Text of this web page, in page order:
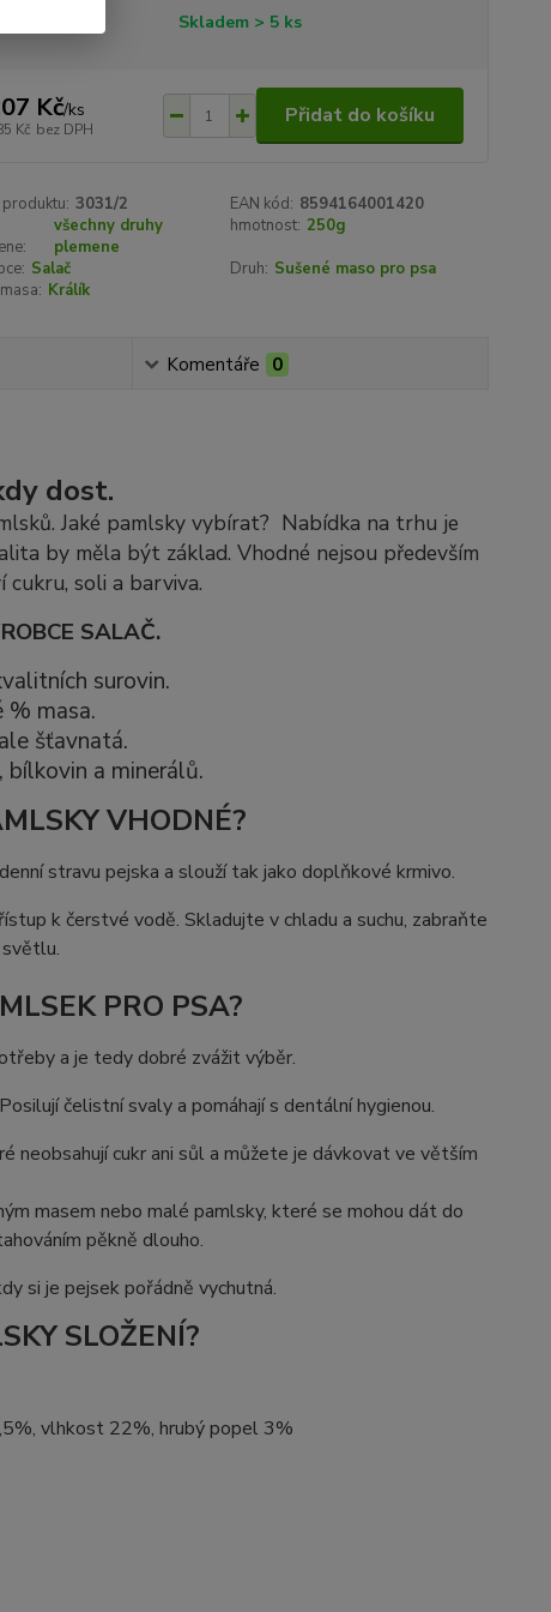
Skladem > 5 ks
Kč/ks
Kč bez DPH
Přidat do košíku
3031/2 EAN kód: 8594164001420
všechny druhy
plemene
hmotnost: 250g
Salač Druh: Sušené maso pro psa
Králík
Komentáře 0
dost.
Jaké pamlsky vybírat? Nabídka na trhu je
by měla být základ. Vhodné nejsou především
cukru, soli a barviva.
SALAČ.
surovin.
% masa.
šťavnatá.
a minerálů.
VHODNÉ?
stravu pejska a slouží tak jako doplňkové krmivo.
k čerstvé vodě. Skladujte v chladu a suchu, zabraňte
PRO PSA?
a je tedy dobré zvážit výběr.
čelistní svaly a pomáhají s dentální hygienou.
cukr ani sůl a můžete je dávkovat ve větším
masem nebo malé pamlsky, které se mohou dát do
pěkně dlouho.
si je pejsek pořádně vychutná.
SLOŽENÍ?
vlhkost 22%, hrubý popel 3%